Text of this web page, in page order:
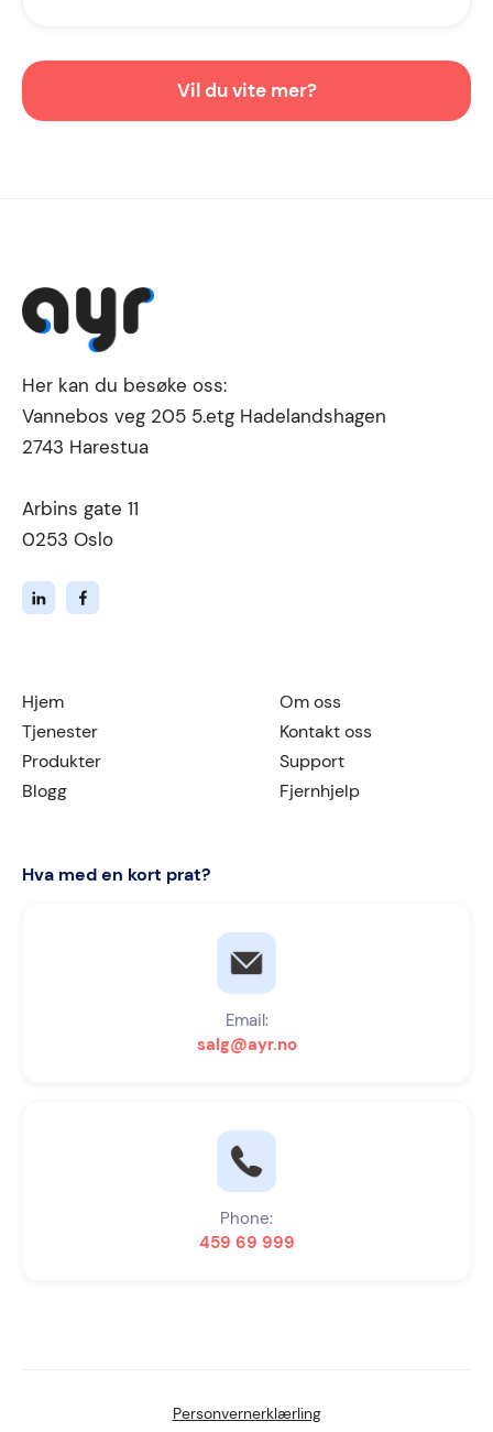
Vil du vite mer?
Her kan du besøke oss:
Vannebos veg 205 5.etg Hadelandshagen
2743 Harestua
Arbins gate 11
0253 Oslo
Hjem
Tjenester
Produkter
Blogg
Om oss
Kontakt oss
Support
Fjernhjelp
Hva med en kort prat?
Email:
salg@ayr.no
Phone:
459 69 999
Personvernerklærling